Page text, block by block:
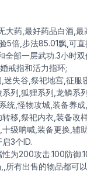
大药,最好药品白酒,
5倍,步法85.01飘,可
全部一层武功.3小时双
戒指和活力指环;
失谷,祭祀地宫,征服
列,狐狸系列,龙鳞系
统,怪物攻城,装备养成
移,祭祀内衣,装备改
级呐喊,装备更换,辅
3个ID.
为200攻击.100防御
所有出售的物品都可